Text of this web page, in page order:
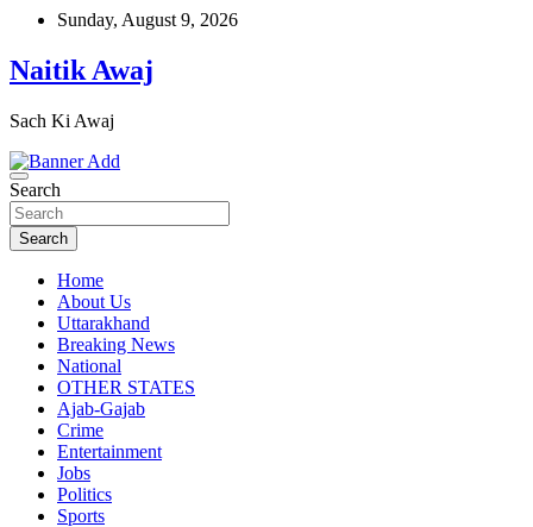
Skip
content
Sunday, August 9, 2026
Naitik Awaj
Sach Ki Awaj
Search
Search
Home
About Us
Uttarakhand
Breaking News
National
OTHER STATES
Ajab-Gajab
Crime
Entertainment
Jobs
Politics
Sports